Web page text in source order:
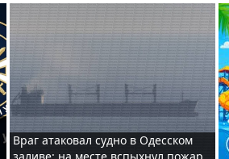
Враг атаковал судно в Одесском